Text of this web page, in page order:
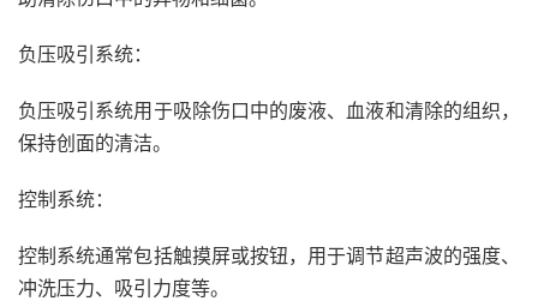
负压吸引系统：
负压吸引系统用于吸除伤口中的废液、血液和清除的组织，
保持创面的清洁。
控制系统：
控制系统通常包括触摸屏或按钮，用于调节超声波的强度、
冲洗压力、吸引力度等。